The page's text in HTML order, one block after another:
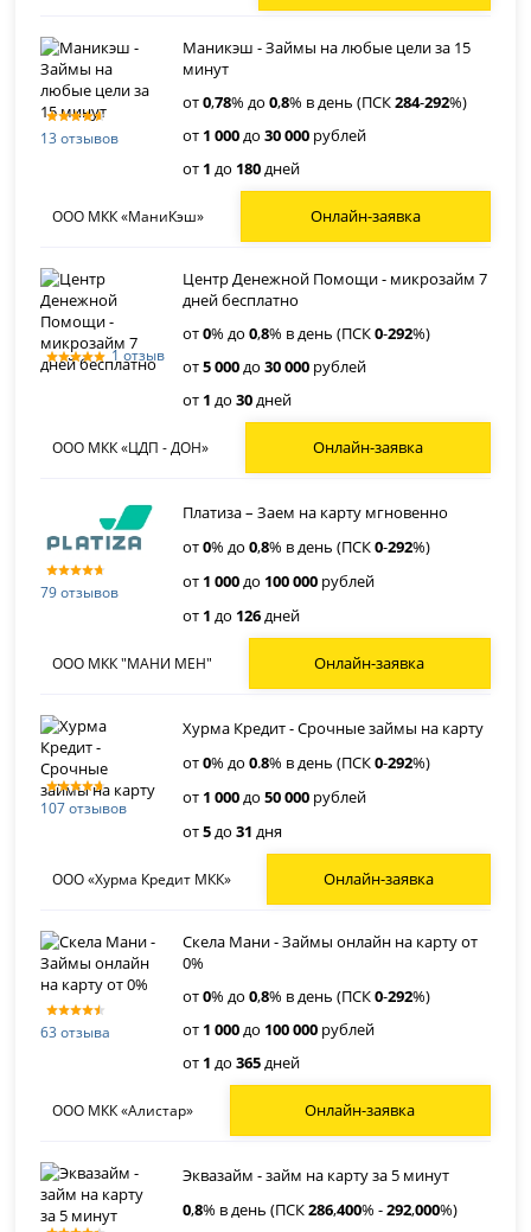
13 отзывов
Маникэш - Займы на любые цели за 15
минут
от0,78% до0,8% в день (ПСК284-292%)
от 1 000до30 000 рублей
от 1 до 180дней
ООО МКК «МаниКэш» Онлайн-заявка
1 отзыв
Центр Денежной Помощи - микрозайм 7
дней бесплатно
от0% до0,8% в день (ПСК0-292%)
от5 000до30 000 рублей
от 1 до30дней
ООО МКК «ЦДП - ДОН» Онлайн-заявка
79 отзывов
Платиза – Заем на карту мгновенно
от0% до0,8% в день (ПСК0-292%)
от 1 000до 100 000 рублей
от 1 до 126дней
ООО МКК "МАНИ МЕН" Онлайн-заявка
107 отзывов
Хурма Кредит - Срочные займы на карту
от0% до0.8% в день (ПСК0-292%)
от 1 000до50 000 рублей
от5до31 дня
ООО «Хурма Кредит МКК» Онлайн-заявка
63 отзыва
Скела Мани - Займы онлайн на карту от
0%
от0% до0,8% в день (ПСК0-292%)
от 1 000до 100 000 рублей
от 1 до365дней
ООО МКК «Алистар» Онлайн-заявка
Эквазайм - займ на карту за 5 минут
0,8% в день (ПСК286,400% -292,000%)